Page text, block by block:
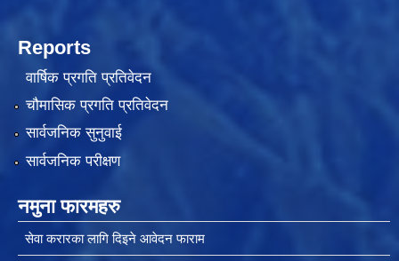
Reports
वार्षिक प्रगति प्रतिवेदन
चौमासिक प्रगति प्रतिवेदन
सार्वजनिक सुनुवाई
सार्वजनिक परीक्षण
नमुना फारमहरु
सेवा करारका लागि दिइने आवेदन फाराम